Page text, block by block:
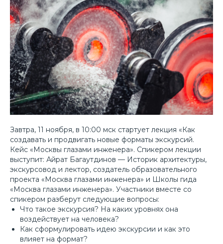
Завтра, 11 ноября, в 10:00 мск стартует лекция «Как
создавать и продвигать новые форматы экскурсий.
Кейс «Москвы глазами инженера». Спикером лекции
выступит: Айрат Багаутдинов — Историк архитектуры,
экскурсовод и лектор, создатель образовательного
проекта «Москва глазами инженера» и Школы гида
«Москва глазами инженера». Участники вместе со
спикером разберут следующие вопросы:
Что такое экскурсия? На каких уровнях она
воздействует на человека?
Как сформулировать идею экскурсии и как это
влияет на формат?